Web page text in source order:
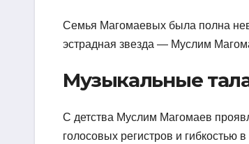
Семья Магомаевых была полна
эстрадная звезда — Муслим
Музыкальные
С детства Муслим Магомаев
голосовых регистров и